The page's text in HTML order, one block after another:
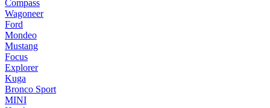
Compass
Wagoneer
Ford
Mondeo
Mustang
Focus
Explorer
Kuga
Bronco Sport
MINI